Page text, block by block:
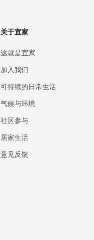
关于宜家
这就是宜家
加入我们
可持续的日常生活
气候与环境
社区参与
居家生活
意见反馈